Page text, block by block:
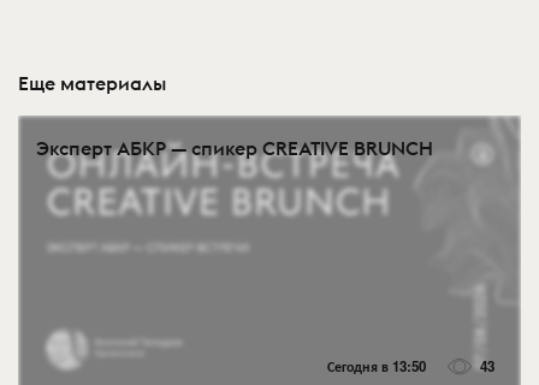
Еще материалы
Эксперт АБКР — спикер CREATIVE BRUNCH
Сегодня в 13:50 43